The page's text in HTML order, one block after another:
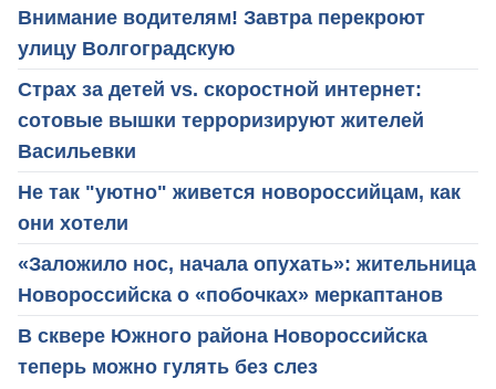
Внимание водителям! Завтра перекроют
улицу Волгоградскую
Страх за детей vs. скоростной интернет:
сотовые вышки терроризируют жителей
Васильевки
Не так "уютно" живется новороссийцам, как
они хотели
«Заложило нос, начала опухать»: жительница
Новороссийска о «побочках» меркаптанов
В сквере Южного района Новороссийска
теперь можно гулять без слез